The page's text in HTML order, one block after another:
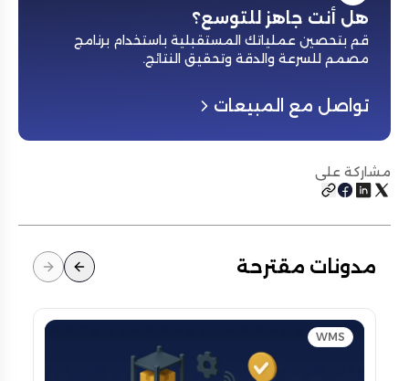
هل أنت جاهز للتوسع؟
قم بتحصين عملياتك المستقبلية باستخدام برنامج
مصمم للسرعة والدقة وتحقيق النتائج.
تواصل مع المبيعات
مشاركة على
مدونات مقترحة
WMS